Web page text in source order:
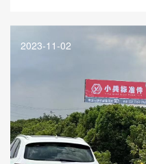
2023-11-02